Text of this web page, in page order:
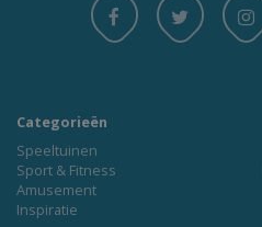
Categorieën
Speeltuinen
Sport & Fitness
Amusement
Inspiratie